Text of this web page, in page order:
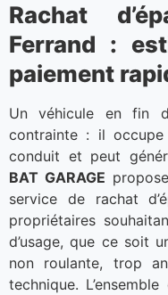
Rachat
Ferrand :
paiement
Un véhicule en fin
contrainte : il
conduit et peut
BAT GARAGE
service de rachat
propriétaires
d’usage, que ce soit
non roulante, trop
technique.